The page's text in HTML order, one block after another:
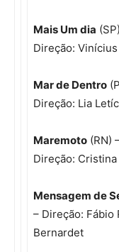
Mais Um dia
Direção:
Mar de Dentro
Direção: Lia
Maremoto (RN)
Direção:
Mensagem de
– Direção: Fábio
Bernardet